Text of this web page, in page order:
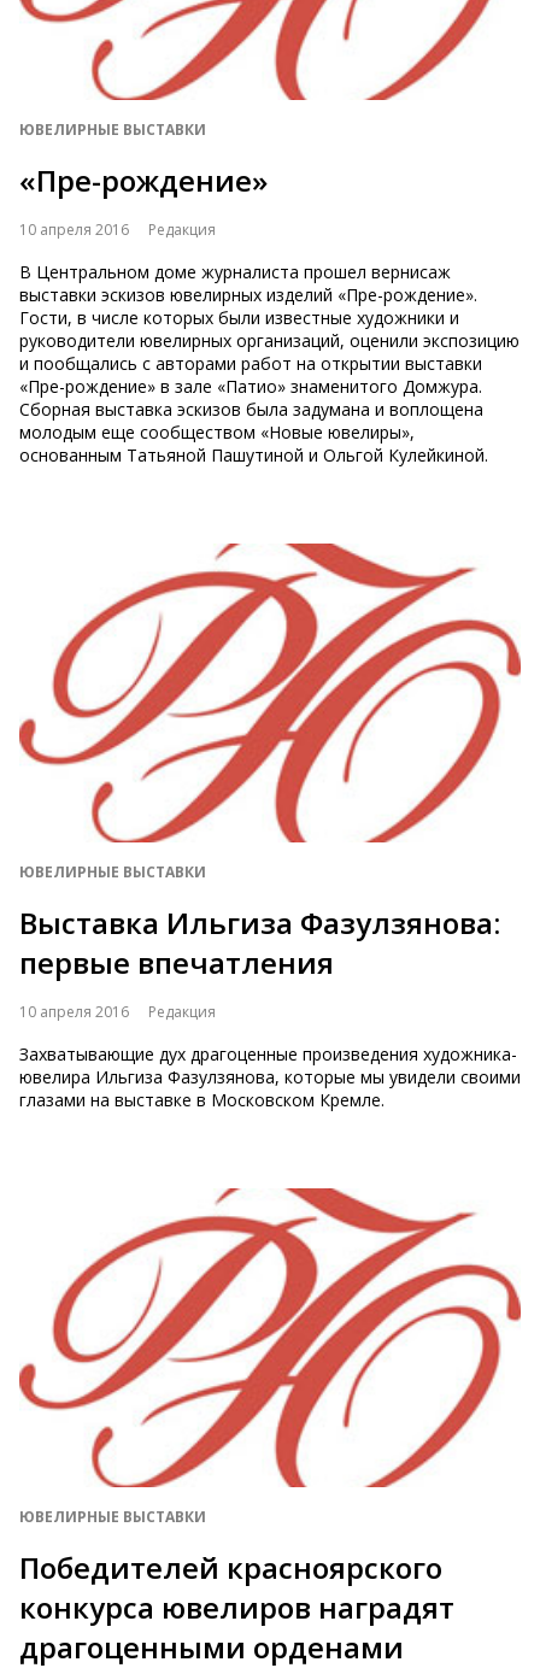
ЮВЕЛИРНЫЕ ВЫСТАВКИ
«Пре-рождение»
10 апреля 2016 Редакция
В Центральном доме журналиста прошел вернисаж
выставки эскизов ювелирных изделий «Пре-рождение».
Гости, в числе которых были известные художники и
руководители ювелирных организаций, оценили экспозицию
и пообщались с авторами работ на открытии выставки
«Пре-рождение» в зале «Патио» знаменитого Домжура.
Сборная выставка эскизов была задумана и воплощена
молодым еще сообществом «Новые ювелиры»,
основанным Татьяной Пашутиной и Ольгой Кулейкиной.
ЮВЕЛИРНЫЕ ВЫСТАВКИ
Выставка Ильгиза Фазулзянова:
первые впечатления
10 апреля 2016 Редакция
Захватывающие дух драгоценные произведения художника-
ювелира Ильгиза Фазулзянова, которые мы увидели своими
глазами на выставке в Московском Кремле.
ЮВЕЛИРНЫЕ ВЫСТАВКИ
Победителей красноярского
конкурса ювелиров наградят
драгоценными орденами